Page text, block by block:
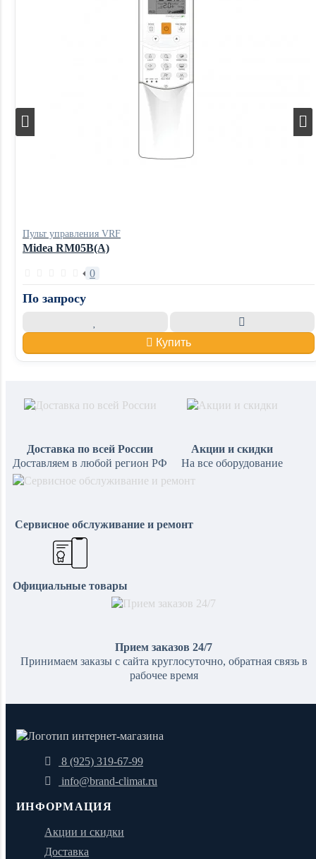
Пульт управления VRF
Midea RM05B(A)
0
По запросу
Купить
Доставка по всей России
Доставляем в любой регион РФ
Акции и скидки
На все оборудование
Сервисное обслуживание и ремонт
Официальные товары
Прием заказов 24/7
Принимаем заказы с сайта круглосуточно, обратная связь в
рабочее время
8 (925) 319-67-99
info@brand-climat.ru
ИНФОРМАЦИЯ
Акции и скидки
Доставка